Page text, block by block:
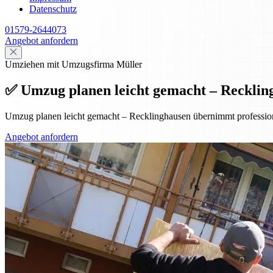
Datenschutz
01579-2644073
Angebot anfordern
Umziehen mit Umzugsfirma Müller
✅ Umzug planen leicht gemacht –
Umzug planen leicht gemacht – Recklinghausen übernimmt
Angebot anfordern